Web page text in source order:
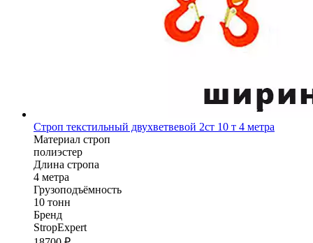
Строп текстильный двухветвевой 2ст 10 т 4 метра
Материал строп
полиэстер
Длина стропа
4 метра
Грузоподъёмность
10 тонн
Бренд
StropExpert